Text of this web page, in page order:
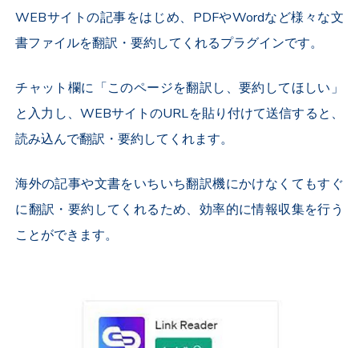
WEBサイトの記事をはじめ、PDFやWordなど様々な文
書ファイルを翻訳・要約してくれるプラグインです。
チャット欄に「このページを翻訳し、要約してほしい」
と入力し、WEBサイトのURLを貼り付けて送信すると、
読み込んで翻訳・要約してくれます。
海外の記事や文書をいちいち翻訳機にかけなくてもすぐ
に翻訳・要約してくれるため、効率的に情報収集を行う
ことができます。